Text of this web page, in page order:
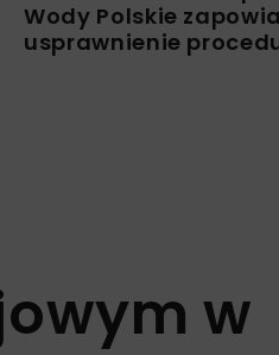
Wody Polskie
usprawnienie
w